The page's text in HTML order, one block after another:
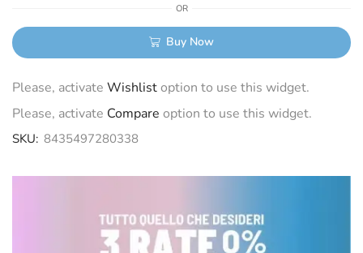
OR
Buy Now
Please, activate Wishlistoption to use this widget.
Please, activate Compare option to use this widget.
SKU: 8435497280338